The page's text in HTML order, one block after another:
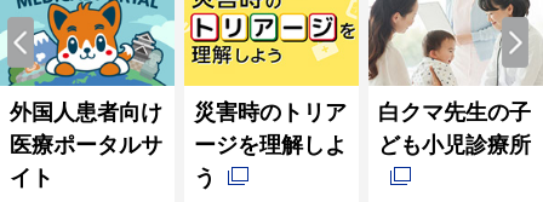
外国人患者向け
医療ポータルサ
イト
災害時のトリア
ージを理解しよ
う
白クマ先生の子
ども小児診療所